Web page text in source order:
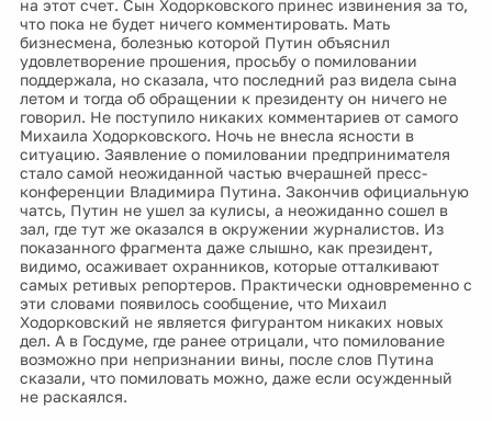
на этот счет. Сын Ходорковского принес извинения за то,
что пока не будет ничего комментировать. Мать
бизнесмена, болезнью которой Путин объяснил
удовлетворение прошения, просьбу о помиловании
поддержала, но сказала, что последний раз видела сына
летом и тогда об обращении к президенту он ничего не
говорил. Не поступило никаких комментариев от самого
Михаила Ходорковского. Ночь не внесла ясности в
ситуацию. Заявление о помиловании предпринимателя
стало самой неожиданной частью вчерашней пресс-
конференции Владимира Путина. Закончив официальную
чатсь, Путин не ушел за кулисы, а неожиданно сошел в
зал, где тут же оказался в окружении журналистов. Из
показанного фрагмента даже слышно, как президент,
видимо, осаживает охранников, которые отталкивают
самых ретивых репортеров. Практически одновременно с
эти словами появилось сообщение, что Михаил
Ходорковский не является фигурантом никаких новых
дел. А в Госдуме, где ранее отрицали, что помилование
возможно при непризнании вины, после слов Путина
сказали, что помиловать можно, даже если осужденный
не раскаялся.